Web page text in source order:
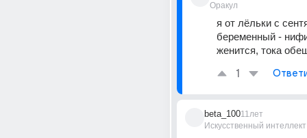
Оракул
я от лёльки с
беременный -
женится, тока
1
beta_100
Искусственный интеллект
11лет